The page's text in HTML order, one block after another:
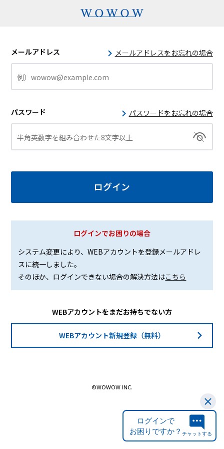
メールアドレス メールアドレスをお忘れの場合
パスワード パスワードをお忘れの場合
ログインでお困りの場合
システム変更により、WEBアカウントを登録メールアドレ
スに統一しました。
そのほか、ログインできない場合の解決方法はこちら
WEBアカウントをまだお持ちでない方
WEBアカウント新規登録（無料）
©WOWOW INC.
ログインで
お困りですか？ チャットする